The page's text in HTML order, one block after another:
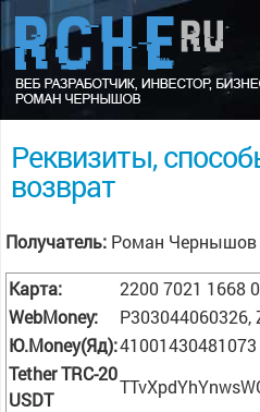
Реквизиты,
возврат
Получатель: Роман Чернышов
Карта:
2200 7021 1668
WebMoney:
P303044060326,
Ю.Money(Яд):41001430481073
Tether TRC-20
USDT